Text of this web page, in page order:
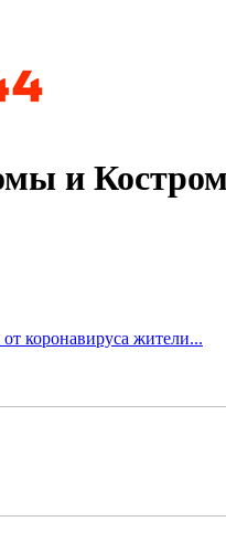
и
коронавируса жители...